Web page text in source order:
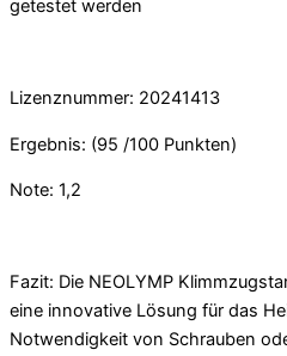
getestet werden
Lizenznummer: 20241413
Ergebnis: (95 /100 Punkten)
Note: 1,2
Fazit: Die NEOLYMP
eine innovative Lösung für das
Notwendigkeit von Schrauben